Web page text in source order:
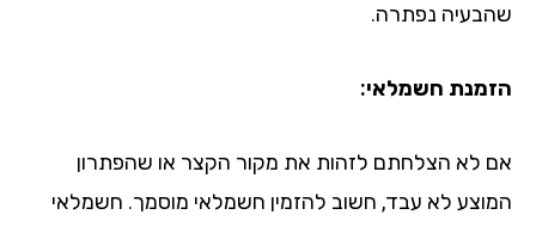
נפתרה.
חשמלאי:
לא הצלחתם לזהות את מקור הקצר או שהפתרון
לא עבד, חשוב להזמין חשמלאי מוסמך. חשמלאי